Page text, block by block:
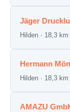
Jäger
Hilden · 18,3
Hermann
Hilden · 18,3
AMAZU